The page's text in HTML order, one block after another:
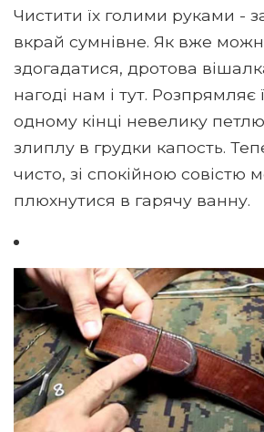
Чистити їх голими руками -
вкрай сумнівне. Як вже
здогадатися, дротова
нагоді нам і тут. Розпрямляє
одному кінці невелику петлю
злиплу в грудки капость.
чисто, зі спокійною совістю
плюхнутися в гарячу ванну.